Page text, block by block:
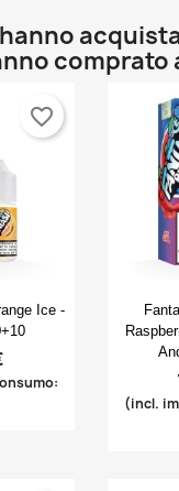
comprato
Ice -
favorite_border

(incl.